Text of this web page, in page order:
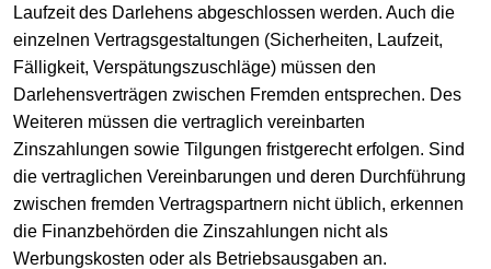
Laufzeit des Darlehens abgeschlossen werden. Auch die
einzelnen Vertragsgestaltungen (Sicherheiten, Laufzeit,
Fälligkeit, Verspätungszuschläge) müssen den
Darlehensverträgen zwischen Fremden entsprechen. Des
Weiteren müssen die vertraglich vereinbarten
Zinszahlungen sowie Tilgungen fristgerecht erfolgen. Sind
die vertraglichen Vereinbarungen und deren Durchführung
zwischen fremden Vertragspartnern nicht üblich, erkennen
die Finanzbehörden die Zinszahlungen nicht als
Werbungskosten oder als Betriebsausgaben an.